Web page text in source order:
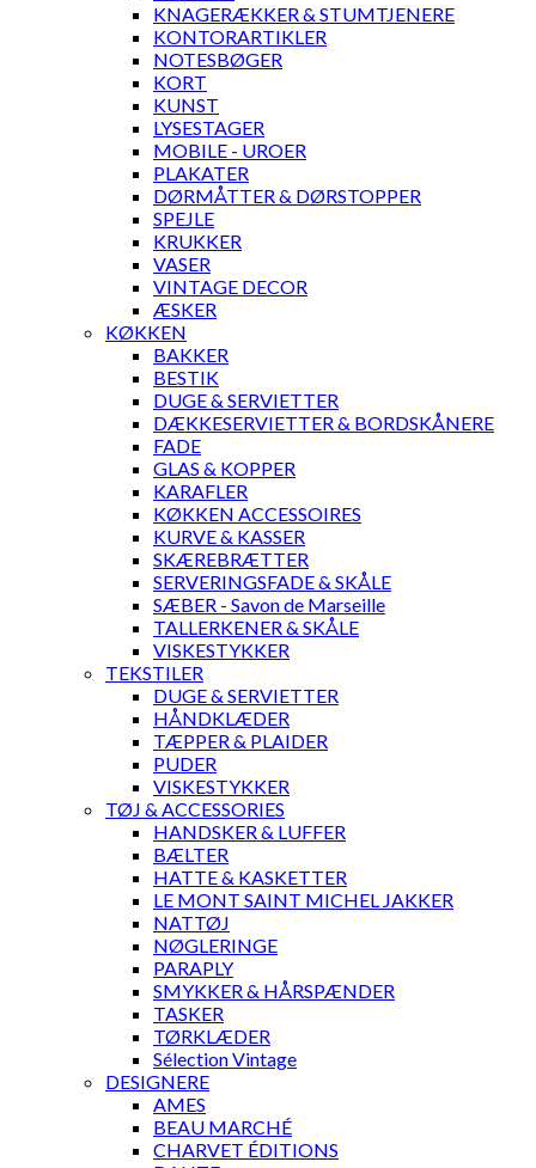
KNAGERÆKKER & STUMTJENERE
KONTORARTIKLER
NOTESBØGER
KORT
KUNST
LYSESTAGER
MOBILE - UROER
PLAKATER
DØRMÅTTER & DØRSTOPPER
SPEJLE
KRUKKER
VASER
VINTAGE DECOR
ÆSKER
KØKKEN
BAKKER
BESTIK
DUGE & SERVIETTER
DÆKKESERVIETTER & BORDSKÅNERE
FADE
GLAS & KOPPER
KARAFLER
KØKKEN ACCESSOIRES
KURVE & KASSER
SKÆREBRÆTTER
SERVERINGSFADE & SKÅLE
SÆBER - Savon de Marseille
TALLERKENER & SKÅLE
VISKESTYKKER
TEKSTILER
DUGE & SERVIETTER
HÅNDKLÆDER
TÆPPER & PLAIDER
PUDER
VISKESTYKKER
TØJ & ACCESSORIES
HANDSKER & LUFFER
BÆLTER
HATTE & KASKETTER
LE MONT SAINT MICHEL JAKKER
NATTØJ
NØGLERINGE
PARAPLY
SMYKKER & HÅRSPÆNDER
TASKER
TØRKLÆDER
Sélection Vintage
DESIGNERE
AMES
BEAU MARCHÉ
CHARVET ÉDITIONS